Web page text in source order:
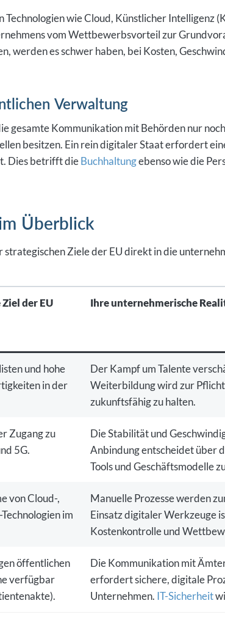
wie Cloud, Künstlicher Intelligenz
vom Wettbewerbsvorteil zur
werden es schwer haben, bei Kosten,
Verwaltung
gesamte Kommunikation mit Behörden nur
besitzen. Ein rein digitaler Staat erfordert
Dies betrifft die Buchhaltungebenso wie die
Überblick
Ziele der EU direkt in die
der EU Ihre unternehmerische
und hohe
in der
Der Kampf um Talente
Weiterbildung wird zur
zukunftsfähig zu halten.
Zugang zu
5G.
Die Stabilität und
Anbindung entscheidet über
Tools und Geschäftsmodelle
von Cloud-,
im
Manuelle Prozesse werden
Einsatz digitaler Werkzeuge
Kostenkontrolle und
öffentlichen
verfügbar
Die Kommunikation mit
erfordert sichere, digitale
Unternehmen. IT-Sicherheit